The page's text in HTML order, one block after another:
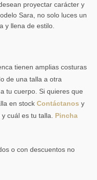
proyectar carácter y
Sara, no solo luces un
y llena de estilo.
tienen amplias costuras
de una talla a otra
tu cuerpo. Si quieres que
en stock Contáctanos y
cuál es tu talla. Pincha
o con descuentos no